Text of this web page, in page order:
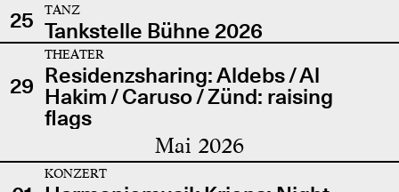
25
TANZ
Tankstelle Bühne 2026
29
THEATER
Residenzsharing: Aldebs / Al
Hakim / Caruso / Zünd: raising
flags
Mai 2026
KONZERT